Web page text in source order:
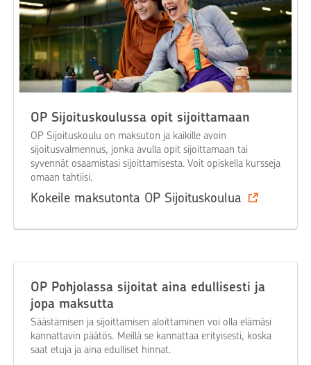
OP Sijoituskoulussa opit sijoittamaan
OP Sijoituskoulu on maksuton ja kaikille avoin
sijoitusvalmennus, jonka avulla opit sijoittamaan tai
syvennät osaamistasi sijoittamisesta. Voit opiskella kursseja
omaan tahtiisi.
Kokeile maksutonta OP Sijoituskoulua
OP Pohjolassa sijoitat aina edullisesti ja
jopa maksutta
Säästämisen ja sijoittamisen aloittaminen voi olla elämäsi
kannattavin päätös. Meillä se kannattaa erityisesti, koska
saat etuja ja aina edulliset hinnat.